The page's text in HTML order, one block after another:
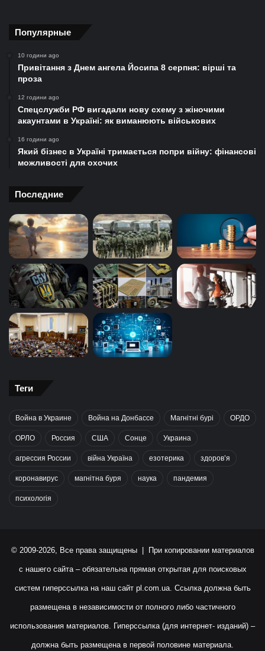
Популярные
10 години ago
Привітання з Днем ангела Йосипа 8 серпня: вірші та
проза
12 години ago
Спецслужби РФ вигадали нову схему з жіночими
акаунтами в Україні: як виманюють військових
16 години ago
Який бізнес в Україні тримається попри війну: фінансові
можливості для охочих
Последние
Теги
Война в Украине Война на Донбассе Магнітні бурі ОРДО
ОРЛО Россия США Сонце Украина
агрессия России війна Україна езотерика здоров’я
коронавирус магнітна буря наука пандемия
психологія
© 2009-2026, Все права защищены | При копировании материалов
с нашего сайта – обязательна прямая открытая для поисковых
систем гиперссылка на наш сайт pl.com.ua. Ссылка должна быть
размещена в независимости от полного либо частичного
использования материалов. Гиперссылка (для интернет- изданий) –
должна быть размещена в первой половине материала.